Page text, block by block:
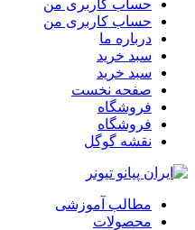
حساب کاربری من
حساب کاربری من
درباره ما
سبد خرید
سبد خرید
صفحه نخست
فروشگاه
فروشگاه
نقشه گوگل
مطالب آموزشی
محصولات